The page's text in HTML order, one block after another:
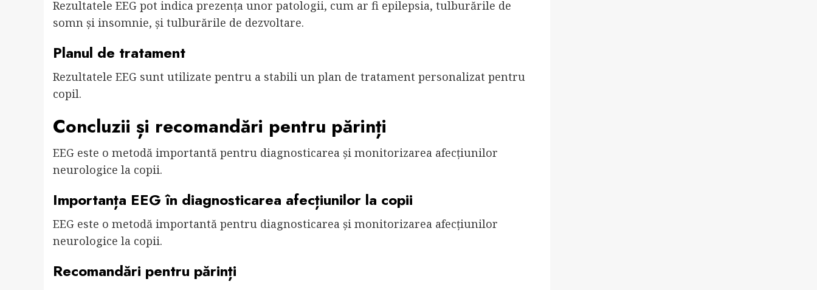
Rezultatele EEG pot indica prezența unor patologii, cum ar fi epilepsia, tulburările de
somn și insomnie, și tulburările de dezvoltare.
Planul de tratament
Rezultatele EEG sunt utilizate pentru a stabili un plan de tratament personalizat pentru
copil.
Concluzii și recomandări pentru părinți
EEG este o metodă importantă pentru diagnosticarea și monitorizarea afecțiunilor
neurologice la copii.
Importanța EEG în diagnosticarea afecțiunilor la copii
EEG este o metodă importantă pentru diagnosticarea și monitorizarea afecțiunilor
neurologice la copii.
Recomandări pentru părinți